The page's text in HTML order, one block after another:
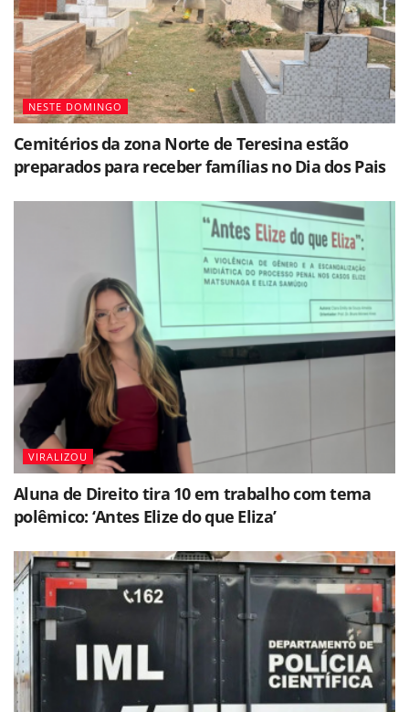
NESTE DOMINGO
Cemitérios da zona Norte de Teresina estão
preparados para receber famílias no Dia dos Pais
VIRALIZOU
Aluna de Direito tira 10 em trabalho com tema
polêmico: ‘Antes Elize do que Eliza’